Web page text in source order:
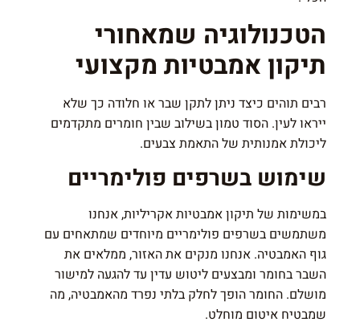
הטכנולוגיה שמאחורי
תיקון אמבטיות מקצועי
רבים תוהים כיצד ניתן לתקן שבר או חלודה כך שלא
ייראו לעין. הסוד טמון בשילוב שבין חומרים מתקדמים
ליכולת אמנותית של התאמת צבעים.
שימוש בשרפים פולימריים
במשימות של תיקון אמבטיות אקריליות, אנחנו
משתמשים בשרפים פולימריים מיוחדים שמתאחים עם
גוף האמבטיה. אנחנו מנקים את האזור, ממלאים את
השבר בחומר ומבצעים ליטוש עדין עד להגעה למישור
מושלם. החומר הופך לחלק בלתי נפרד מהאמבטיה, מה
שמבטיח איטום מוחלט.